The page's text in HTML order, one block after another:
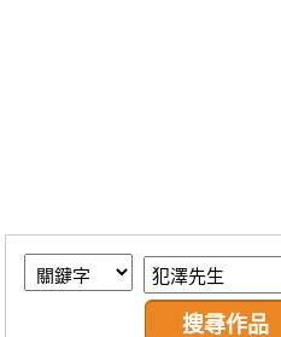
繪圖藝廊
交流中心
攤位轉讓區